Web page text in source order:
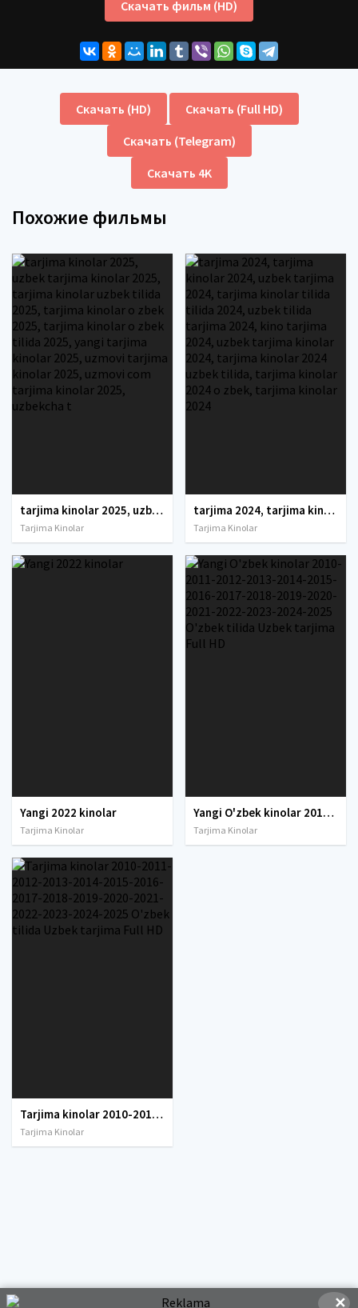
Скачать фильм (HD)
Скачать (HD)
Скачать (Full HD)
Скачать (Telegram)
Скачать 4K
Похожие фильмы
tarjima kinolar 2025, uzbek tarjima kinolar 2025, tarjima kinolar uzbek tilida 2025, tarjima kinolar o zbek 2025, tarjima kinolar o zbek tilida 2025, yangi tarjima kinolar 2025, uzmovi tarjima kinolar 2025, uzmovi com tarjima kinolar 2025, uzbekcha t
Tarjima Kinolar
tarjima 2024, tarjima kinolar 2024, uzbek tarjima 2024, tarjima kinolar tilida tilida 2024, uzbek tilida tarjima 2024, kino tarjima 2024, uzbek tarjima kinolar 2024, tarjima kinolar 2024 uzbek tilida, tarjima kinolar 2024 o zbek, tarjima kinolar 2024
Tarjima Kinolar
Yangi 2022 kinolar
Tarjima Kinolar
Yangi O'zbek kinolar 2010-2011-2012-2013-2014-2015-2016-2017-2018-2019-2020-2021-2022-2023-2024-2025 O'zbek tilida Uzbek tarjima Full HD
Tarjima Kinolar
Tarjima kinolar 2010-2011-2012-2013-2014-2015-2016-2017-2018-2019-2020-2021-2022-2023-2024-2025 O'zbek tilida Uzbek tarjima Full HD
Tarjima Kinolar
✕